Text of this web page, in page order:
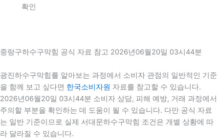
확인
중랑구하수구막힘 공식 자료 참고 2026년06월20일 03시44분
광진하수구막힘를 알아보는 과정에서 소비자 관점의 일반적인 기준
을 함께 보고 싶다면 한국소비자원 자료를 참고할 수 있습니다.
2026년06월20일 03시44분 소비자 상담, 피해 예방, 거래 과정에서
주의할 부분을 확인하는 데 도움이 될 수 있습니다. 다만 공식 자료
는 일반 기준이므로 실제 서대문하수구막힘 조건은 개별 상황에 따
라 달라질 수 있습니다.